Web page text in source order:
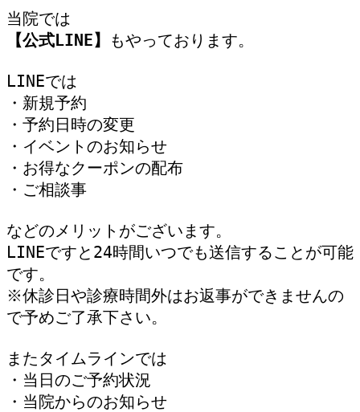
【公式LINE】
もやっております。
LINEでは
・新規予約
・予約日時の変更
・イベントのお知らせ
・お得なクーポンの配布
・ご相談事
などのメリットがございます。
LINEですと24時間いつでも送信することが可能
です。
※休診日や診療時間外はお返事ができませんの
で予めご了承下さい。
またタイムラインでは
・当日のご予約状況
・当院からのお知らせ